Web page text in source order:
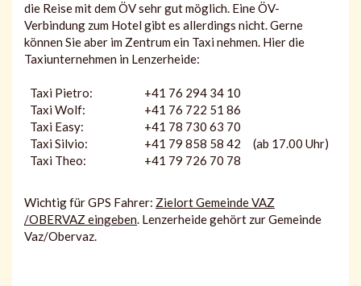
die Reise mit dem ÖV sehr gut möglich. Eine ÖV-
Verbindung zum Hotel gibt es allerdings nicht. Gerne
können Sie aber im Zentrum ein Taxi nehmen. Hier die
Taxiunternehmen in Lenzerheide:
Taxi Pietro:
Taxi Wolf:
Taxi Easy:
Taxi Silvio:
Taxi Theo:
+41 76 294 34 10
+41 76 722 51 86
+41 78 730 63 70
+41 79 858 58 42 (ab 17.00 Uhr)
+41 79 726 70 78
Wichtig für GPS Fahrer: Zielort Gemeinde VAZ
/OBERVAZ eingeben. Lenzerheide gehört zur Gemeinde
Vaz/Obervaz.